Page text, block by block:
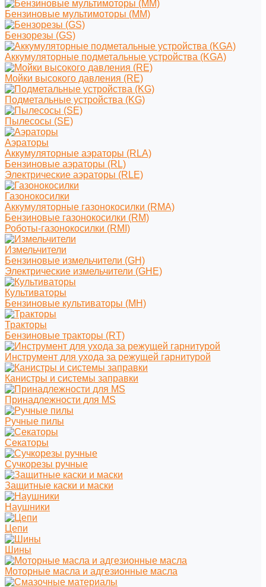
Бензиновые мультимоторы (MM)
Бензорезы (GS)
Аккумуляторные подметальные устройства (KGA)
Мойки высокого давления (RE)
Подметальные устройства (KG)
Пылесосы (SE)
Аэраторы
Аккумуляторные аэраторы (RLA)
Бензиновые аэраторы (RL)
Электрические аэраторы (RLE)
Газонокосилки
Аккумуляторные газонокосилки (RMA)
Бензиновые газонокосилки (RM)
Роботы-газонокосилки (RMI)
Измельчители
Бензиновые измельчители (GH)
Электрические измельчители (GHE)
Культиваторы
Бензиновые культиваторы (MH)
Тракторы
Бензиновые тракторы (RT)
Инструмент для ухода за режущей гарнитурой
Канистры и системы заправки
Принадлежности для MS
Ручные пилы
Секаторы
Сучкорезы ручные
Защитные каски и маски
Наушники
Цепи
Шины
Моторные масла и адгезионные масла